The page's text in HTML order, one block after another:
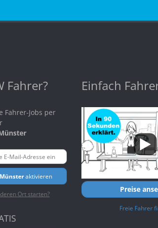
Fahrer?
Fahrer-Jobs per
aktivieren
Ort starten?
Einfach
Preise
Freie Fahrer